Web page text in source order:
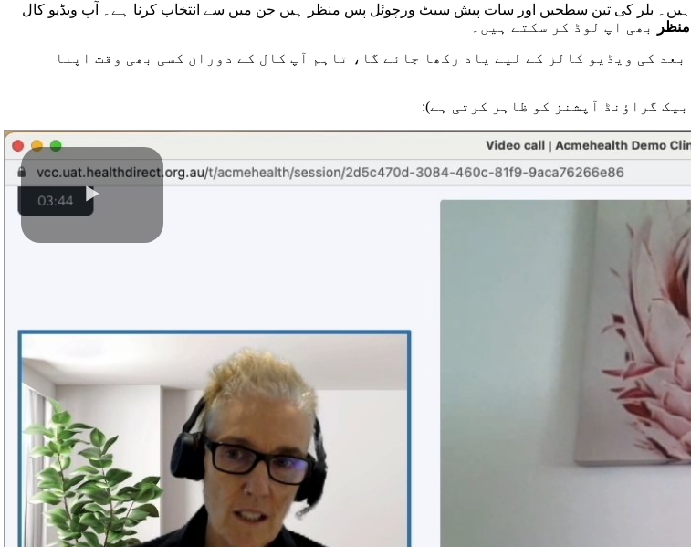
ہیں بلر کی تین سطحیں ور سات پیش سیٹ ور چوئل پس منظر ہیں جن میں س ے نتخاب کر نا ہ ے پ ویڈیو کال
منظر ب ھ ی ا پ ل و ڈ ک ر س ک ت ے ہ ی ں
ب ع د ک ی و ی ڈ ی و ک ا ل ز ک ے ل ی ے ی ا د ر ک ھ ا ج ا ئ ے گ ا ، ت ا ہ م آ پ ک ا ل ک ے د و ر ا ن کس ی ب ھ ی و ق ت ا پ ن ا
ب ی ک گ ر ا ؤ ن ڈ آ پ ش ن ز ک و ظ ا ہ ر ک ر ت ی ہ ے)
: